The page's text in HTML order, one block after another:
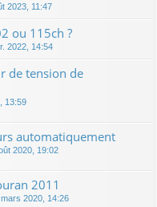
2023, 11:47
ou 115ch ?
2022, 14:54
de tension de
13:59
automatiquement
2020, 19:02
2011
2020, 14:26